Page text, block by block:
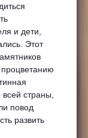
и дети,
Этот
страны,
повод
развить